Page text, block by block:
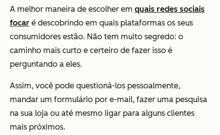
A melhor maneira de escolher em quais redes sociais
focar é descobrindo em quais plataformas os seus
consumidores estão. Não tem muito segredo: o
caminho mais curto e certeiro de fazer isso é
perguntando a eles.
Assim, você pode questioná-los pessoalmente,
mandar um formulário por e-mail, fazer uma pesquisa
na sua loja ou até mesmo ligar para alguns clientes
mais próximos.